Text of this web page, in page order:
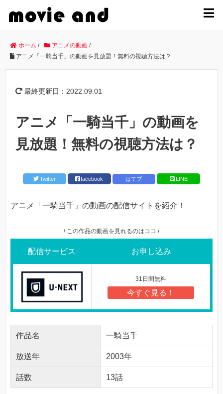
ホーム / アニメの動画 /
アニメ「一騎当千」の動画を見放題！無料の視聴方法は？
最終更新日：2022.09.01
アニメ「一騎当千」の動画を
見放題！無料の視聴方法は？
Twitter facebook はてブ LINE
アニメ「一騎当千」の動画の配信サイトを紹介！
\ この作品の動画を見れるのはココ /
配信サービス お申し込み
31日間無料
今すぐ見る！
作品名 一騎当千
放送年 2003年
話数 13話